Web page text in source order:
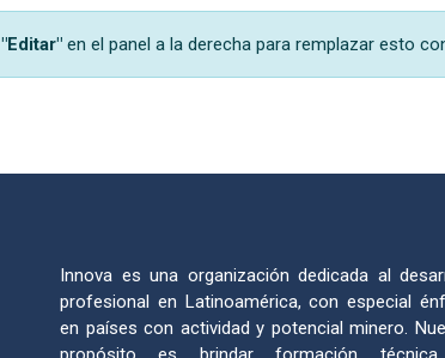
"Editar"en el panel a la derecha para remplazar esto
Innova es una organización dedicada al
profesional en Latinoamérica, con especial
en países con actividad y potencial minero.